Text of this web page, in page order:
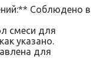
Соблюдено в
смеси для
указано.
для